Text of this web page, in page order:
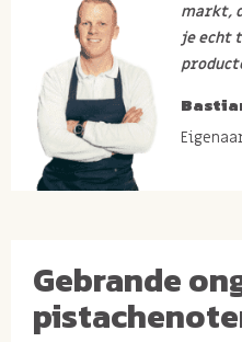
markt,
je echt
Gebrande